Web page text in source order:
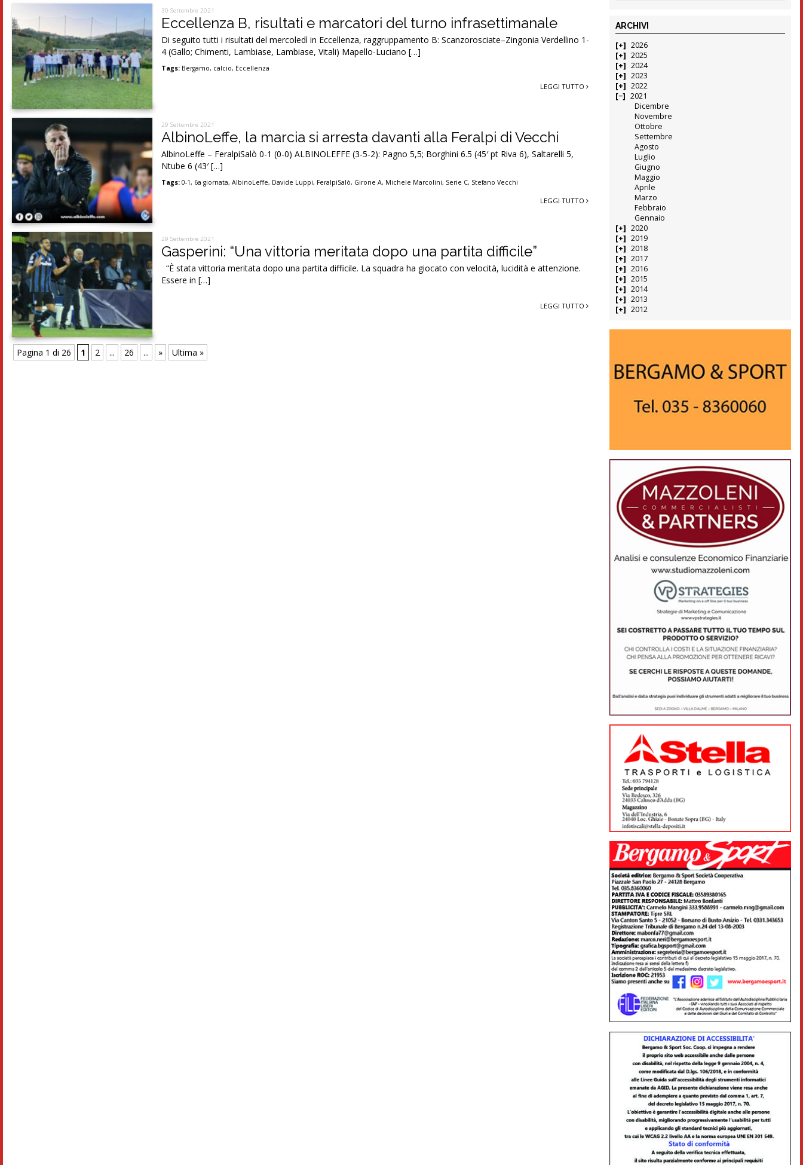
30 Settembre 2021
Eccellenza B, risultati e marcatori del turno infrasettimanale
Di seguito tutti i risultati del mercoledì in Eccellenza, raggruppamento B: Scanzorosciate–Zingonia Verdellino 1-
4 (Gallo; Chimenti, Lambiase, Lambiase, Vitali) Mapello-Luciano […]
Tags: Bergamo, calcio, Eccellenza
LEGGI TUTTO
29 Settembre 2021
AlbinoLeffe, la marcia si arresta davanti alla Feralpi di Vecchi
AlbinoLeffe – FeralpiSalò 0-1 (0-0) ALBINOLEFFE (3-5-2): Pagno 5,5; Borghini 6.5 (45′ pt Riva 6), Saltarelli 5,
Ntube 6 (43′ […]
Tags: 0-1, 6a giornata,AlbinoLeffe, Davide Luppi, FeralpiSalò, Girone A, Michele Marcolini, Serie C, Stefano Vecchi
LEGGI TUTTO
29 Settembre 2021
Gasperini: “Una vittoria meritata dopo una partita difficile”
“È stata vittoria meritata dopo una partita difficile. La squadra ha giocato con velocità, lucidità e attenzione.
Essere in […]
LEGGI TUTTO
Pagina 1 di 26 1 2 ... 26 ... » Ultima »
ARCHIVI
2026
2025
2024
2023
2022
2021
Dicembre
Novembre
Ottobre
Settembre
Agosto
Luglio
Giugno
Maggio
Aprile
Marzo
Febbraio
Gennaio
2020
2019
2018
2017
2016
2015
2014
2013
2012